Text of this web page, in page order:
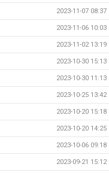
2023-11-07 08:37
2023-11-06 10:03
2023-11-02 13:19
2023-10-30 15:13
2023-10-30 11:13
2023-10-25 13:42
2023-10-20 15:18
2023-10-20 14:25
2023-10-06 09:18
2023-09-21 15:12